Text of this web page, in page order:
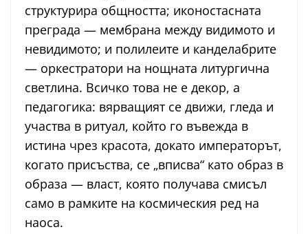
структурира общността; иконостасната
преграда — мембрана между видимото и
невидимото; и полилеите и канделабрите
— оркестратори на нощната литургична
светлина. Всичко това не е декор, а
педагогика: вярващият се движи, гледа и
участва в ритуал, който го въвежда в
истина чрез красота, докато императорът,
когато присъства, се „вписва“ като образ в
образа — власт, която получава смисъл
само в рамките на космическия ред на
наоса.